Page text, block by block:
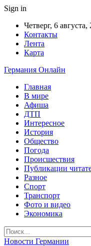
Sign in
Четверг, 6 августа,
Контакты
Лента
Карта
Германия Онлайн
Главная
В мире
Афиша
ДТП
Интересное
История
Общество
Погода
Происшествия
Публикации
Разное
Спорт
Транспорт
Фото и видео
Экономика
Новости Германии